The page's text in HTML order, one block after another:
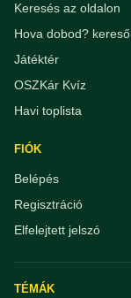
Keresés az oldalon
Hova dobod? kereső
Játéktér
OSZKár Kvíz
Havi toplista
FIÓK
Belépés
Regisztráció
Elfelejtett jelszó
TÉMÁK